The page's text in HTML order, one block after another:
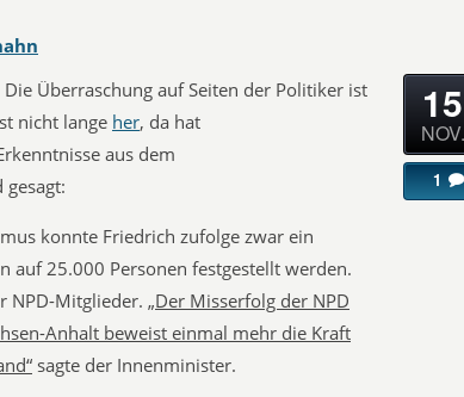
Überraschung auf Seiten der Politiker ist
nicht lange her, da hat
aus dem
konnte Friedrich zufolge zwar ein
auf 25.000 Personen festgestellt werden.
NPD-Mitglieder. „Der Misserfolg der NPD
Anhalt beweist einmal mehr die Kraft
sagte der Innenminister.
15
NOV.
1